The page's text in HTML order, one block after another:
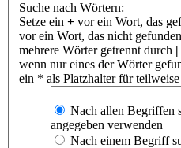
Suche nach Wörtern:
Setze ein + vor ein Wort, das
vor ein Wort, das nicht
mehrere Wörter getrennt durch |
wenn nur eines der Wörter
ein * als Platzhalter für
Nach allen Begriffen
angegeben verwenden
Nach einem Begriff